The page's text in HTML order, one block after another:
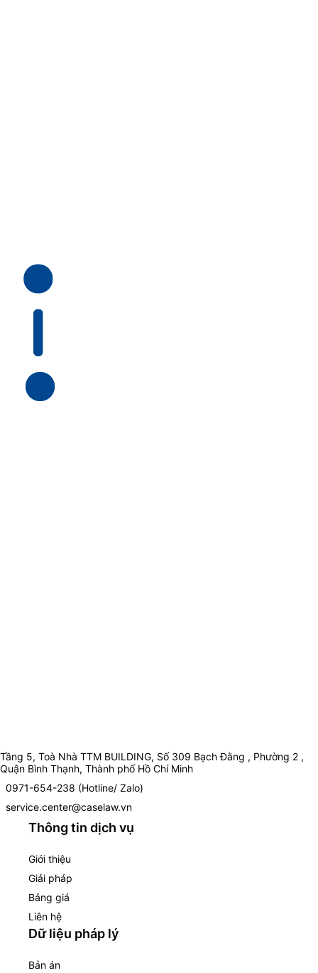
Tầng 5, Toà Nhà TTM BUILDING, Số 309 Bạch Đằng , Phường 2 ,
Quận Bình Thạnh, Thành phố Hồ Chí Minh
0971-654-238 (Hotline/ Zalo)
service.center@caselaw.vn
Thông tin dịch vụ
Giới thiệu
Giải pháp
Bảng giá
Liên hệ
Dữ liệu pháp lý
Bản án